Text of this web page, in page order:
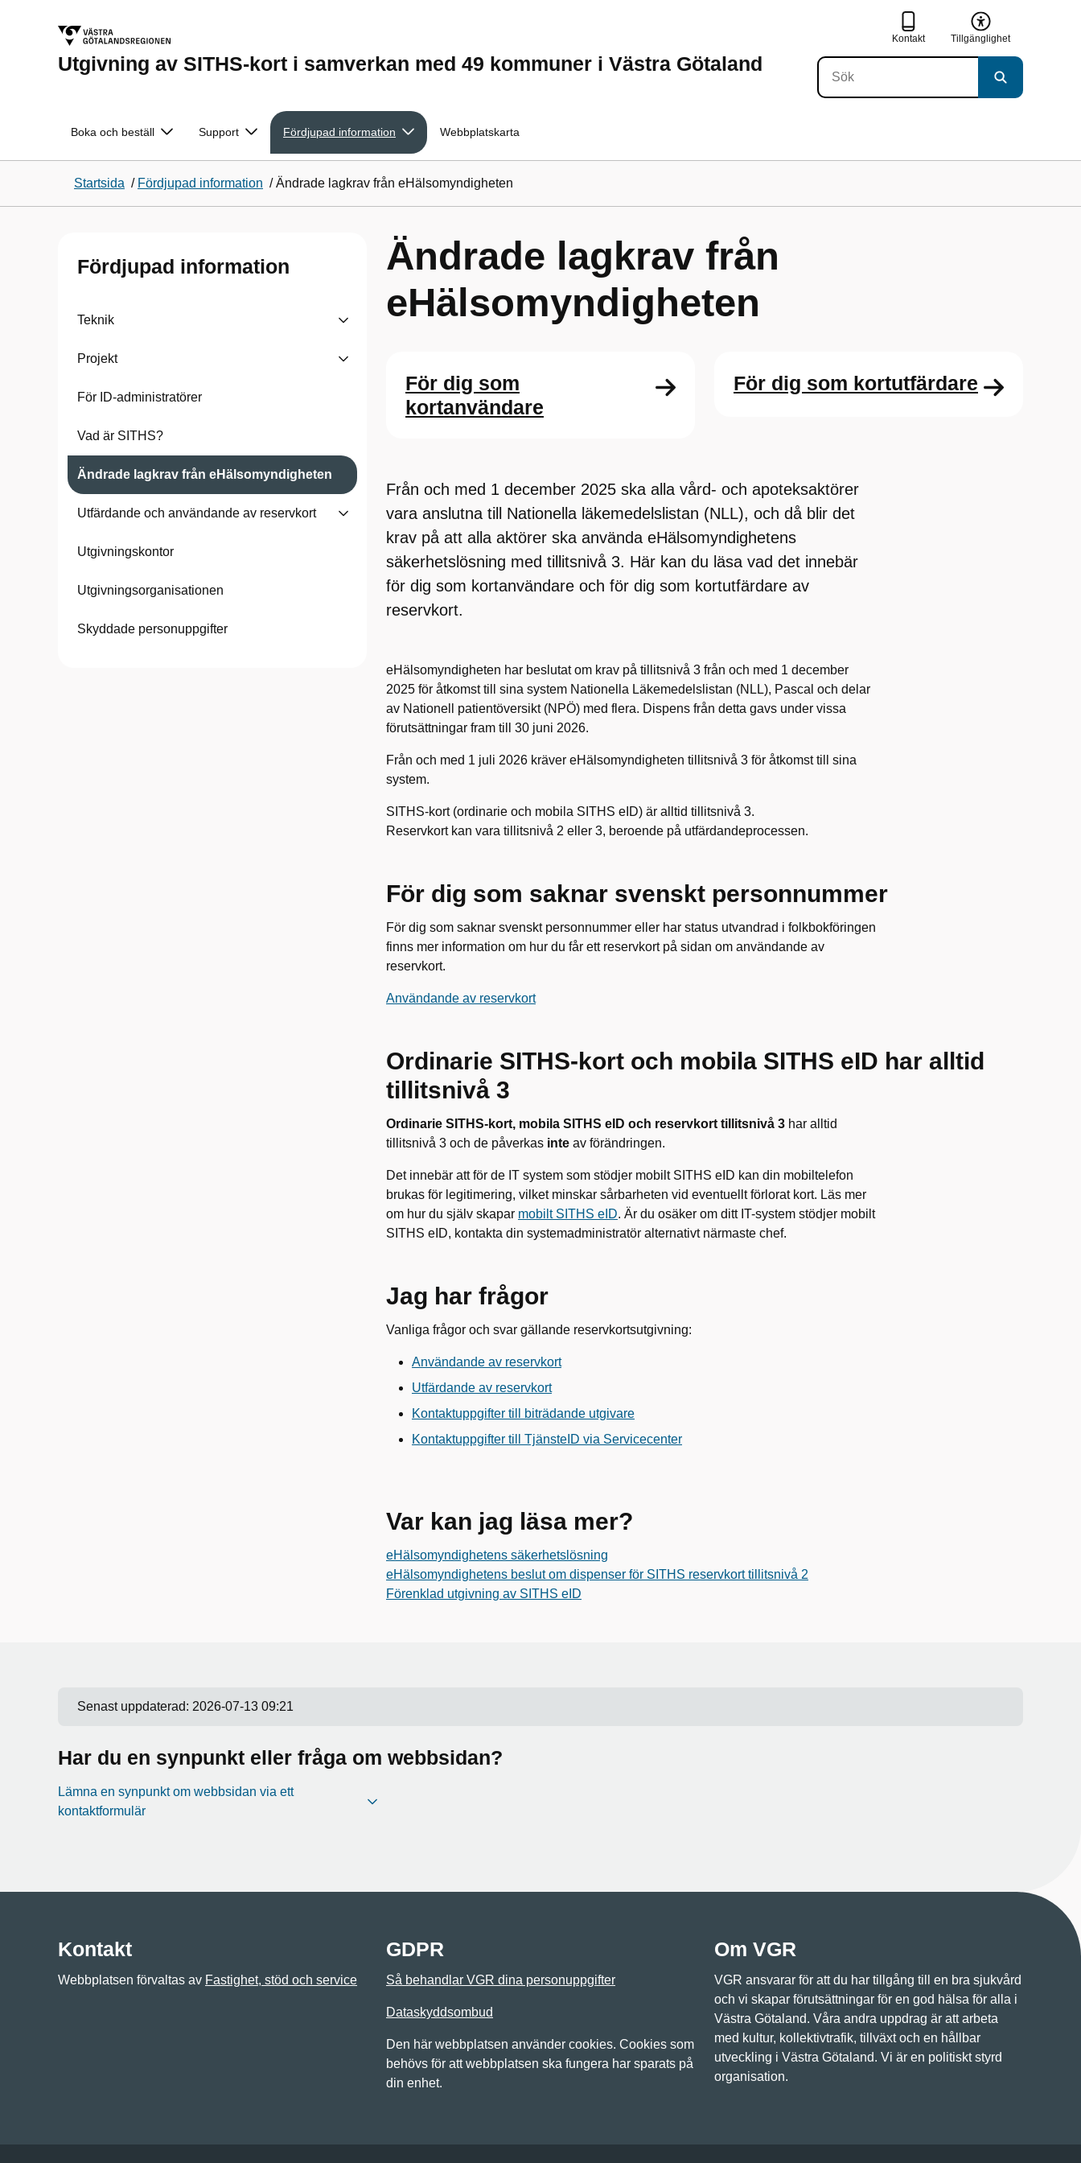
Utgivning av SITHS-kort i samverkan med 49 kommuner i Västra Götaland
Kontakt Tillgänglighet
Boka och beställ Support Fördjupad information Webbplatskarta
Startsida / Fördjupad information /Ändrade lagkrav från eHälsomyndigheten
Fördjupad information
Teknik
Projekt
För ID-administratörer
Vad är SITHS?
Ändrade lagkrav från eHälsomyndigheten
Utfärdande och användande av reservkort
Utgivningskontor
Utgivningsorganisationen
Skyddade personuppgifter
Ändrade lagkrav från
eHälsomyndigheten
För dig som
kortanvändare
För dig som kortutfärdare
Från och med 1 december 2025 ska alla vård- och apoteksaktörer
vara anslutna till Nationella läkemedelslistan (NLL), och då blir det
krav på att alla aktörer ska använda eHälsomyndighetens
säkerhetslösning med tillitsnivå 3. Här kan du läsa vad det innebär
för dig som kortanvändare och för dig som kortutfärdare av
reservkort.
eHälsomyndigheten har beslutat om krav på tillitsnivå 3 från och med 1 december
2025 för åtkomst till sina system Nationella Läkemedelslistan (NLL), Pascal och delar
av Nationell patientöversikt (NPÖ) med flera. Dispens från detta gavs under vissa
förutsättningar fram till 30 juni 2026.
Från och med 1 juli 2026 kräver eHälsomyndigheten tillitsnivå 3 för åtkomst till sina
system.
SITHS-kort (ordinarie och mobila SITHS eID) är alltid tillitsnivå 3.
Reservkort kan vara tillitsnivå 2 eller 3, beroende på utfärdandeprocessen.
För dig som saknar svenskt personnummer
För dig som saknar svenskt personnummer eller har status utvandrad i folkbokföringen
finns mer information om hur du får ett reservkort på sidan om användande av
reservkort.
Användande av reservkort
Ordinarie SITHS-kort och mobila SITHS eID har alltid
tillitsnivå 3
Ordinarie SITHS-kort, mobila SITHS eID och reservkort tillitsnivå 3 har alltid
tillitsnivå 3 och de påverkas inte av förändringen.
Det innebär att för de IT system som stödjer mobilt SITHS eID kan din mobiltelefon
brukas för legitimering, vilket minskar sårbarheten vid eventuellt förlorat kort. Läs mer
om hur du själv skapar mobilt SITHS eID. Är du osäker om ditt IT-system stödjer mobilt
SITHS eID, kontakta din systemadministratör alternativt närmaste chef.
Jag har frågor
Vanliga frågor och svar gällande reservkortsutgivning:
Användande av reservkort
Utfärdande av reservkort
Kontaktuppgifter till biträdande utgivare
Kontaktuppgifter till TjänsteID via Servicecenter
Var kan jag läsa mer?
eHälsomyndighetens säkerhetslösning
eHälsomyndighetens beslut om dispenser för SITHS reservkort tillitsnivå 2
Förenklad utgivning av SITHS eID
Senast uppdaterad: 2026-07-13 09:21
Har du en synpunkt eller fråga om webbsidan?
Lämna en synpunkt om webbsidan via ett
kontaktformulär
Kontakt
Webbplatsen förvaltas av Fastighet, stöd och service
GDPR
Så behandlar VGR dina personuppgifter
Dataskyddsombud
Den här webbplatsen använder cookies. Cookies som
behövs för att webbplatsen ska fungera har sparats på
din enhet.
Om VGR
VGR ansvarar för att du har tillgång till en bra sjukvård
och vi skapar förutsättningar för en god hälsa för alla i
Västra Götaland. Våra andra uppdrag är att arbeta
med kultur, kollektivtrafik, tillväxt och en hållbar
utveckling i Västra Götaland. Vi är en politiskt styrd
organisation.